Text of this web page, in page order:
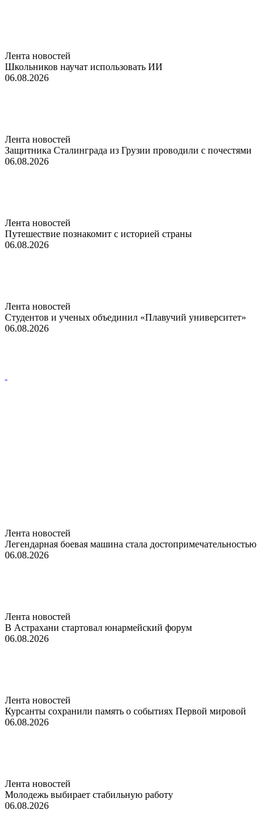
Лента новостей
Школьников научат использовать ИИ
06.08.2026
Лента новостей
Защитника Сталинграда из Грузии проводили с почестями
06.08.2026
Лента новостей
Путешествие познакомит с историей страны
06.08.2026
Лента новостей
Студентов и ученых объединил «Плавучий университет»
06.08.2026
Лента новостей
Легендарная боевая машина стала достопримечательностью
06.08.2026
Лента новостей
В Астрахани стартовал юнармейский форум
06.08.2026
Лента новостей
Курсанты сохранили память о событиях Первой мировой
06.08.2026
Лента новостей
Молодежь выбирает стабильную работу
06.08.2026